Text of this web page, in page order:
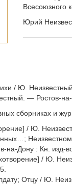
Всесоюзного
Юрий
/ Ю.
— Ростов-
сборниках и
/ Ю.
на-Дону : Кн. изд-
/ Ю.
Отцу / Ю.